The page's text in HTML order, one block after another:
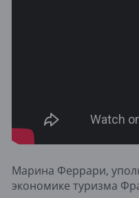
Марина Феррари,
экономике туризма